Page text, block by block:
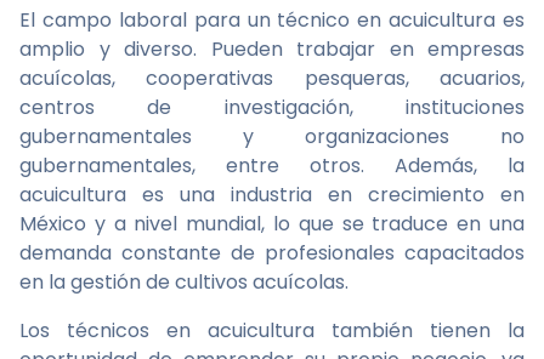
El campo laboral para un técnico en acuicultura es
amplio y diverso. Pueden trabajar en empresas
acuícolas, cooperativas pesqueras, acuarios,
centros de investigación, instituciones
gubernamentales y organizaciones no
gubernamentales, entre otros. Además, la
acuicultura es una industria en crecimiento en
México y a nivel mundial, lo que se traduce en una
demanda constante de profesionales capacitados
en la gestión de cultivos acuícolas.
Los técnicos en acuicultura también tienen la